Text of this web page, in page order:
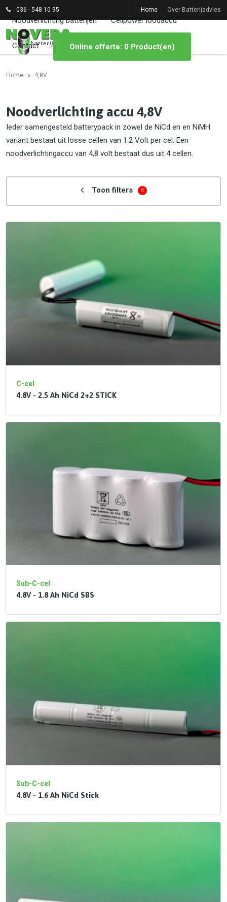
036 - 548 10 95 Home Over Batterijadvies
Noodverlichting batterijen Cellpower loodaccu
Contact Online offerte: 0 Product(en)
Home 4,8V
Noodverlichting accu 4,8V
Ieder samengesteld batterypack in zowel de NiCd en en NiMH
variant bestaat uit losse cellen van 1.2 Volt per cel. Een
noodverlichtingaccu van 4,8 volt bestaat dus uit 4 cellen.
Toon filters 6
C-cel
4.8V - 2.5 Ah NiCd 2+2 STICK
Sub-C-cel
4.8V - 1.8 Ah NiCd SBS
Sub-C-cel
4.8V - 1.6 Ah NiCd Stick